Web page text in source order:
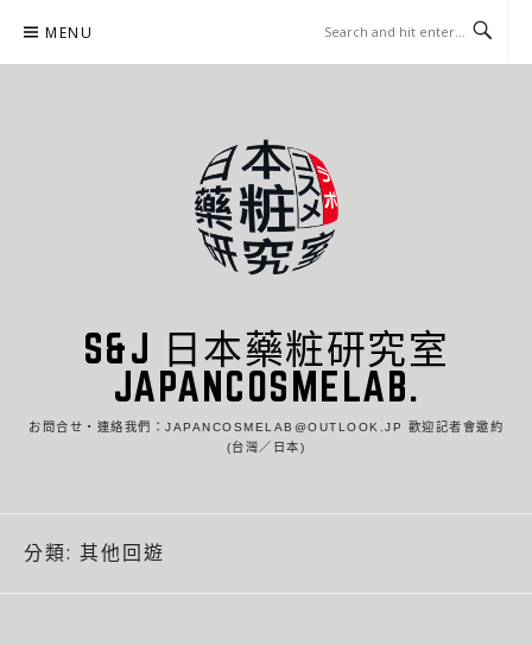
content
MENU
S&J 日本藥粧研究室
JAPANCOSMELAB.
お問合せ・連絡我們：JAPANCOSMELAB@OUTLOOK.JP 歡迎記者會邀約
(台灣／日本)
分類: 其他回遊